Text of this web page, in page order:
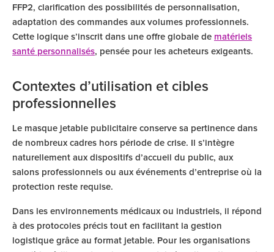
FFP2, clarification des possibilités de personnalisation,
adaptation des commandes aux volumes professionnels.
Cette logique s’inscrit dans une offre globale de matériels
santé personnalisés, pensée pour les acheteurs exigeants.
Contextes d’utilisation et cibles
professionnelles
Le masque jetable publicitaire conserve sa pertinence dans
de nombreux cadres hors période de crise. Il s’intègre
naturellement aux dispositifs d’accueil du public, aux
salons professionnels ou aux événements d’entreprise où la
protection reste requise.
Dans les environnements médicaux ou industriels, il répond
à des protocoles précis tout en facilitant la gestion
logistique grâce au format jetable. Pour les organisations